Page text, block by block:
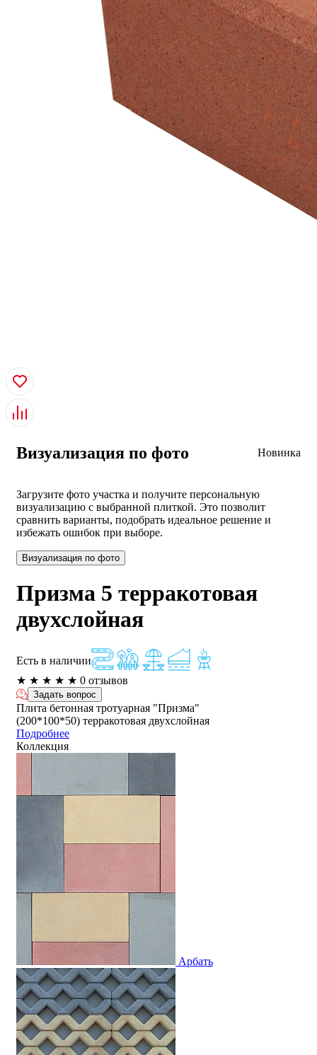
Визуализация по фото Новинка
Загрузите фото участка и получите персональную
визуализацию с выбранной плиткой. Это позволит
сравнить варианты, подобрать идеальное решение и
избежать ошибок при выборе.
Визуализация по фото
Призма 5 терракотовая
двухслойная
Есть в наличии
★ ★ ★ ★ ★ 0 отзывов
Задать вопрос
Плита бетонная тротуарная "Призма"
(200*100*50) терракотовая двухслойная
Подробнее
Коллекция
Арбать